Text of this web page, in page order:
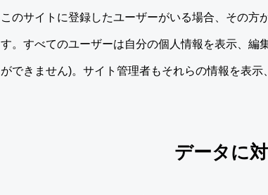
このサイトに登録したユーザーがいる場合、その方
す。すべてのユーザーは自分の個人情報を表示、編
ができません)。サイト管理者もそれらの情報を表示
データに